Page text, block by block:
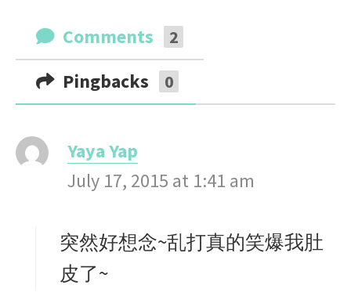
Comments 2
Pingbacks 0
Yaya Yap
a
s
July 17, 2015 at 1:41 am
突然好想念~乱打真的笑爆我肚
皮了~